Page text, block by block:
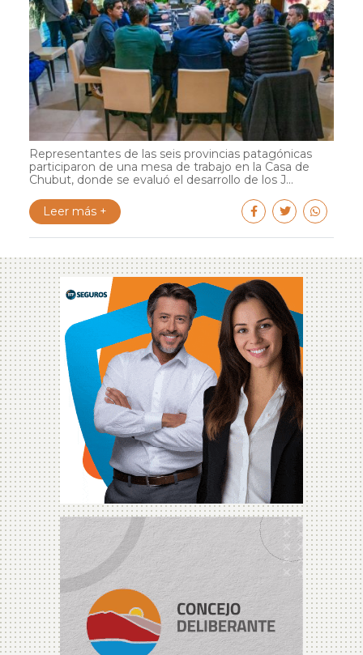
Representantes de las seis provincias patagónicas
participaron de una mesa de trabajo en la Casa de
Chubut, donde se evaluó el desarrollo de los J...
Leer más +